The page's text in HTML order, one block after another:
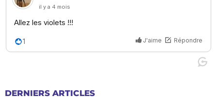
DERNIERS ARTICLES